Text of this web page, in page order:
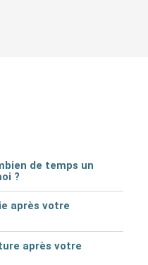
de temps un
?
après votre
après votre